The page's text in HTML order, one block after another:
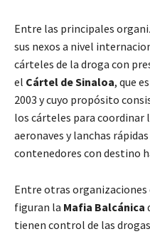
Entre las principales
sus nexos a nivel
cárteles de la droga con
el Cártel de Sinaloa, que
2003 y cuyo propósito
los cárteles para coordinar
aeronaves y lanchas
contenedores con destino
Entre otras
figuran la Mafia Balcánica
tienen control de las